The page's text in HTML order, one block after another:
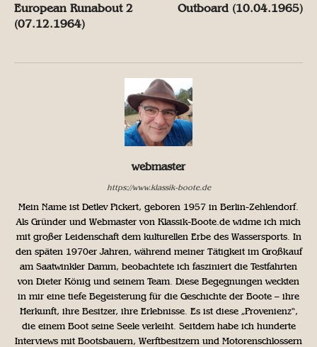
European Runabout 2
(07.12.1964)
Outboard (10.04.1965)
webmaster
https://www.klassik-boote.de
Mein Name ist Detlev Pickert, geboren 1957 in Berlin-Zehlendorf.
Als Gründer und Webmaster von Klassik-Boote.de widme ich mich
mit großer Leidenschaft dem kulturellen Erbe des Wassersports. In
den späten 1970er Jahren, während meiner Tätigkeit im Großkauf
am Saatwinkler Damm, beobachtete ich fasziniert die Testfahrten
von Dieter König und seinem Team. Diese Begegnungen weckten
in mir eine tiefe Begeisterung für die Geschichte der Boote – ihre
Herkunft, ihre Besitzer, ihre Erlebnisse. Es ist diese „Provenienz“,
die einem Boot seine Seele verleiht. Seitdem habe ich hunderte
Interviews mit Bootsbauern, Werftbesitzern und Motorenschlossern